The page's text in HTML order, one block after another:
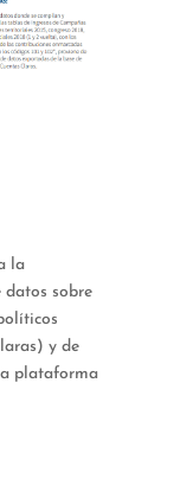
la
datos sobre
y de
plataforma